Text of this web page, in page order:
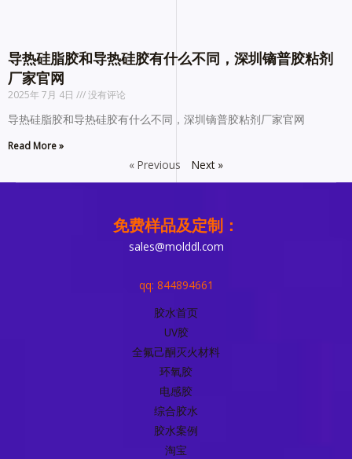
导热硅脂胶和导热硅胶有什么不同，深圳镝普胶粘剂
厂家官网
2025年 7月 4日 没有评论
导热硅脂胶和导热硅胶有什么不同，深圳镝普胶粘剂厂家官网
Read More »
« Previous Next »
免费样品及定制：
sales@molddl.com
qq: 844894661
胶水首页
UV胶
全氟己酮灭火材料
环氧胶
电感胶
综合胶水
胶水案例
淘宝